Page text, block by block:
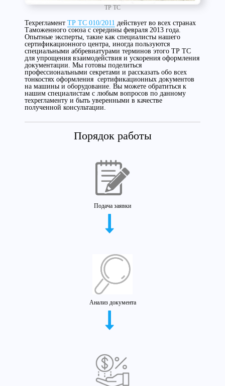
ТР ТС
Техрегламент ТР ТС 010/2011 действует во всех странах
Таможенного союза с середины февраля 2013 года.
Опытные эксперты, такие как специалисты нашего
сертификационного центра, иногда пользуются
специальными аббревиатурами терминов этого ТР ТС
для упрощения взаимодействия и ускорения оформления
документации. Мы готовы поделиться
профессиональными секретами и рассказать обо всех
тонкостях оформления сертификационных документов
на машины и оборудование. Вы можете обратиться к
нашим специалистам с любым вопросов по данному
техрегламенту и быть уверенными в качестве
полученной консультации.
Порядок работы
Подача заявки
Анализ документа